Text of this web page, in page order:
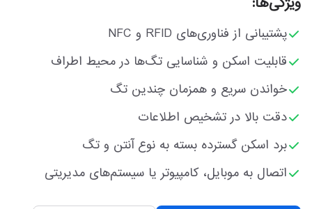
پشتیبانی از فناوری‌های RFID و NFC
قابلیت اسکن و شناسایی تگ‌ها در محیط اطراف
خواندن سریع و همزمان چندین تگ
دقت بالا در تشخیص اطلاعات
برد اسکن گسترده بسته به نوع آنتن و تگ
اتصال به موبایل، کامپیوتر یا سیستم‌های مدیریتی